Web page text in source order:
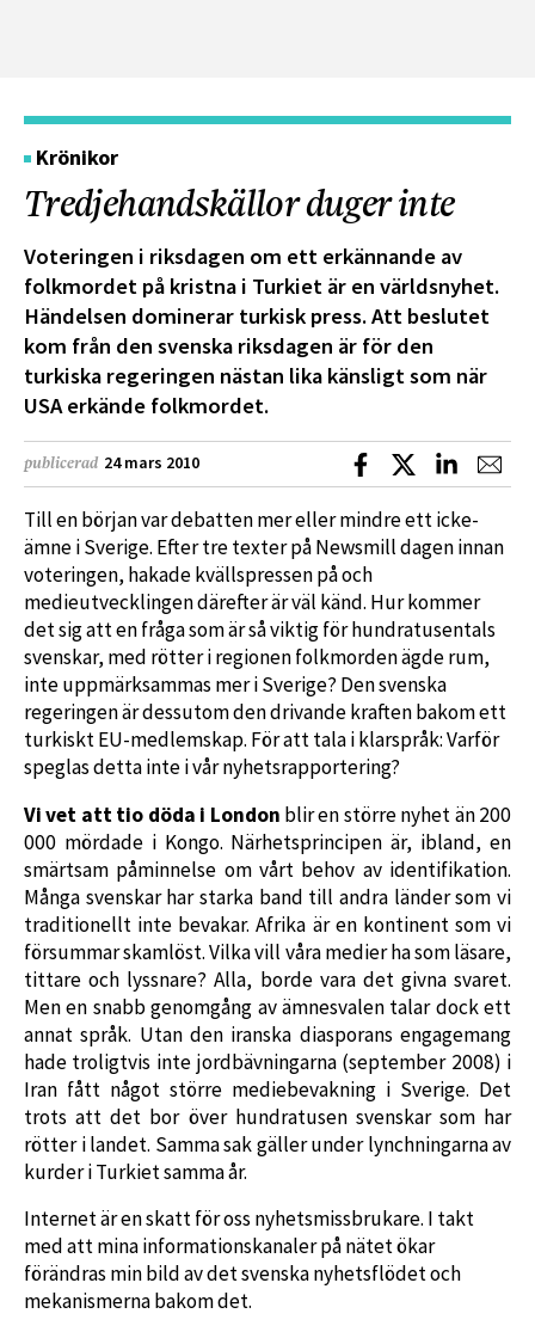
Krönikor
Tredjehandskällor duger inte
Voteringen i riksdagen om ett erkännande av
folkmordet på kristna i Turkiet är en världsnyhet.
Händelsen dominerar turkisk press. Att beslutet
kom från den svenska riksdagen är för den
turkiska regeringen nästan lika känsligt som när
USA erkände folkmordet.
publicerad 24 mars 2010 Dela på Facebook
Dela på XDela på
Till en början var debatten mer eller mindre ett icke-
ämne i Sverige. Efter tre texter på Newsmill dagen innan
voteringen, hakade kvällspressen på och
medieutvecklingen därefter är väl känd. Hur kommer
det sig att en fråga som är så viktig för hundratusentals
svenskar, med rötter i regionen folkmorden ägde rum,
inte uppmärksammas mer i Sverige? Den svenska
regeringen är dessutom den drivande kraften bakom ett
turkiskt EU-medlemskap. För att tala i klarspråk: Varför
speglas detta inte i vår nyhetsrapportering?
Vi vet att tio döda i London blir en större nyhet än 200
000 mördade i Kongo. Närhetsprincipen är, ibland, en
smärtsam påminnelse om vårt behov av identifikation.
Många svenskar har starka band till andra länder som vi
traditionellt inte bevakar. Afrika är en kontinent som vi
försummar skamlöst. Vilka vill våra medier ha som läsare,
tittare och lyssnare? Alla, borde vara det givna svaret.
Men en snabb genomgång av ämnesvalen talar dock ett
annat språk. Utan den iranska diasporans engagemang
hade troligtvis inte jordbävningarna (september 2008) i
Iran fått något större mediebevakning i Sverige. Det
trots att det bor över hundratusen svenskar som har
rötter i landet. Samma sak gäller under lynchningarna av
kurder i Turkiet samma år.
Internet är en skatt för oss nyhetsmissbrukare. I takt
med att mina informationskanaler på nätet ökar
förändras min bild av det svenska nyhetsflödet och
mekanismerna bakom det.